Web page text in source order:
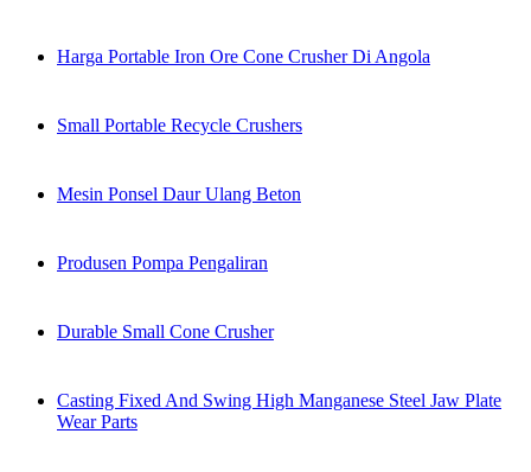
Harga Portable Iron Ore Cone Crusher Di Angola
Small Portable Recycle Crushers
Mesin Ponsel Daur Ulang Beton
Produsen Pompa Pengaliran
Durable Small Cone Crusher
Casting Fixed And Swing High Manganese Steel Jaw Plate
Wear Parts